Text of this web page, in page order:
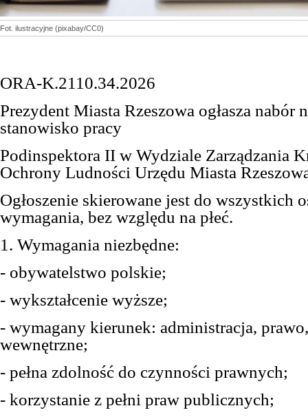
Fot. ilustracyjne (pixabay/CC0)
ORA-K.2110.34.2026
Prezydent Miasta Rzeszowa ogłasza nabór
stanowisko pracy
Podinspektora II w Wydziale Zarządzania
Ochrony Ludności Urzędu Miasta
Ogłoszenie skierowane jest do wszystkich
wymagania, bez względu na płeć.
1. Wymagania niezbędne:
- obywatelstwo polskie;
- wykształcenie wyższe;
- wymagany kierunek: administracja,
wewnętrzne;
- pełna zdolność do czynności prawnych;
- korzystanie z pełni praw publicznych;